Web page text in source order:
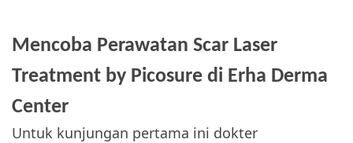
Mencoba Perawatan Scar Laser
Treatment by Picosure di Erha Derma
Center
Untuk kunjungan pertama ini dokter